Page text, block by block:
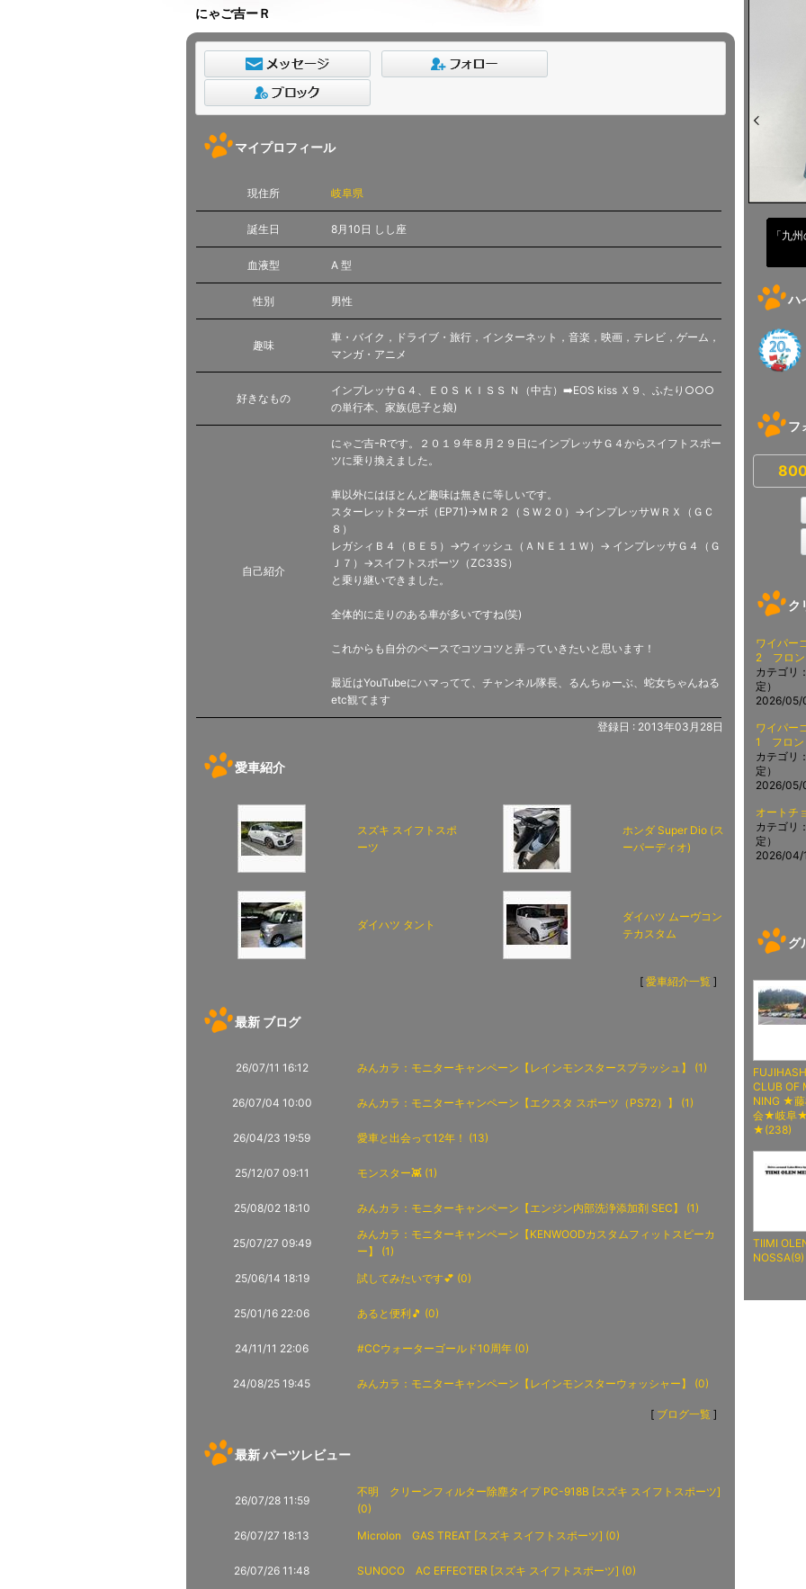
にゃご吉ーＲ
「九
ハ
フ
800
ク
ワイパー
2 フロン
カテゴリ
定）
2026/05/
ワイパー
1 フロン
カテゴリ
定）
2026/05/
オートチ
カテゴリ
定）
2026/04/
グ
CLUB OF
NING ★
会★岐阜
★(238)
TIIMI
NOSSA(9)
マイプロフィール
現住所 岐阜県
誕生日 8月10日 しし座
血液型 A 型
性別 男性
趣味
車・バイク，ドライブ・旅行，インターネット，音楽，映画，テレビ，ゲーム，
マンガ・アニメ
好きなもの
インプレッサＧ４、ＥＯＳ ＫＩＳＳ Ｎ（中古）➡️EOS kiss Ｘ９、ふたり○○○
の単行本、家族(息子と娘)
自己紹介
にゃご吉ｰRです。２０１９年８月２９日にインプレッサＧ４からスイフトスポー
ツに乗り換えました。
車以外にはほとんど趣味は無きに等しいです。
スターレットターボ（EP71)→ＭＲ２（ＳＷ２０）→インプレッサＷＲＸ（ＧＣ
８）
レガシィＢ４（ＢＥ５）→ウィッシュ（ＡＮＥ１１Ｗ）→ インプレッサＧ４（Ｇ
Ｊ７）→スイフトスポーツ（ZC33S）
と乗り継いできました。
全体的に走りのある車が多いですね(笑)
これからも自分のペースでコツコツと弄っていきたいと思います！
最近はYouTubeにハマってて、チャンネル隊長、るんちゅーぶ、蛇女ちゃんねる
etc観てます
登録日 : 2013年03月28日
愛車紹介
スズキ スイフトスポ
ーツ
ホンダ Super Dio (ス
ーパーディオ)
ダイハツ タント
ダイハツ ムーヴコン
テカスタム
[ 愛車紹介一覧 ]
最新 ブログ
26/07/11 16:12 みんカラ：モニターキャンペーン【レインモンスタースプラッシュ】 (1)
26/07/04 10:00 みんカラ：モニターキャンペーン【エクスタ スポーツ（PS72）】 (1)
26/04/23 19:59 愛車と出会って12年！ (13)
25/12/07 09:11 モンスター👾 (1)
25/08/02 18:10 みんカラ：モニターキャンペーン【エンジン内部洗浄添加剤 SEC】 (1)
25/07/27 09:49
みんカラ：モニターキャンペーン【KENWOODカスタムフィットスピーカ
ー】 (1)
25/06/14 18:19
試してみたいです💕 (0)
25/01/16 22:06 あると便利🎵 (0)
24/11/11 22:06 #CCウォーターゴールド10周年 (0)
24/08/25 19:45 みんカラ：モニターキャンペーン【レインモンスターウォッシャー】 (0)
[ ブログ一覧 ]
最新 パーツレビュー
26/07/28 11:59
不明 クリーンフィルター除塵タイプ PC-918B [スズキ スイフトスポーツ]
(0)
26/07/27 18:13
Microlon GAS TREAT [スズキ スイフトスポーツ] (0)
26/07/26 11:48 SUNOCO AC EFFECTER [スズキ スイフトスポーツ] (0)